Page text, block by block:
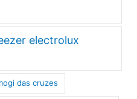
electrolux
das cruzes